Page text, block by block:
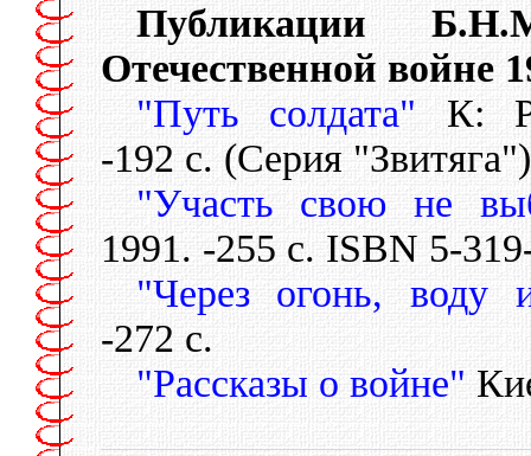
Публикации
Отечественной войне
"Путь солдата"К:
-192 с. (Серия "Звитяга")
"Участь свою не
1991. -255 с. ISBN 5-
"Через огонь, воду
-272 с.
"Рассказы о войне"